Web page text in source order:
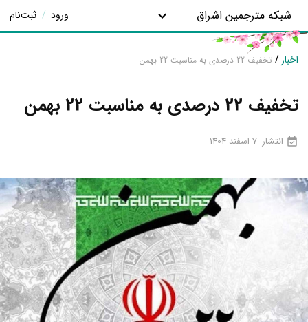
شبکه مترجمین اشراق ورود / ثبت‌نام
اخبار / تخفیف 22 درصدی به مناسبت 22 بهمن
تخفیف 22 درصدی به مناسبت 22 بهمن
انتشار 7 اسفند 1404